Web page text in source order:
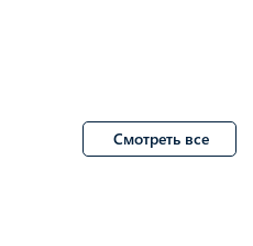
Смотреть все